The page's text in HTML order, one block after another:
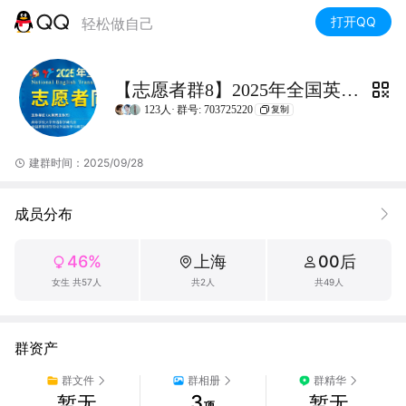
轻松做自己 打开QQ
【志愿者群8】2025年全国英翻赛
123人· 群号: 703725220 复制
建群时间：2025/09/28
成员分布
46%
女生 共57人
上海
共2人
00后
共49人
群资产
群文件 群相册 群精华